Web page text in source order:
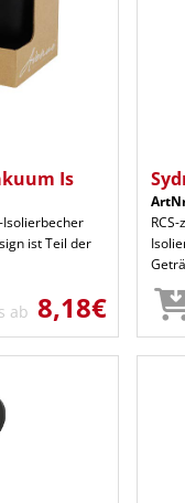
Is
ist Teil der
ab 8,18€